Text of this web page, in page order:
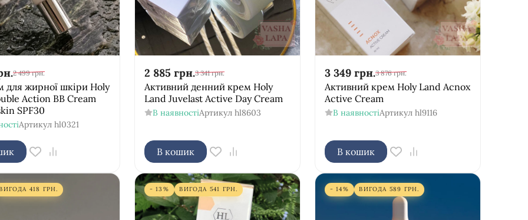
2 499 грн.
для жирної шкіри Holy
Action BB Cream
SPF30
Артикул hl0321
2 885 грн.3 341 грн.
Активний денний крем Holy
Land Juvelast Active Day Cream
В наявностіАртикул hl8603
В кошик
3 349 грн.3 876 грн.
Активний крем Holy Land Acnox
Active Cream
В наявностіАртикул hl9116
В кошик
418 ГРН. - 13% ВИГОДА 541 ГРН. - 14% ВИГОДА 589 ГРН.